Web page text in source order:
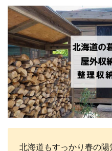
北海道もすっかり春の